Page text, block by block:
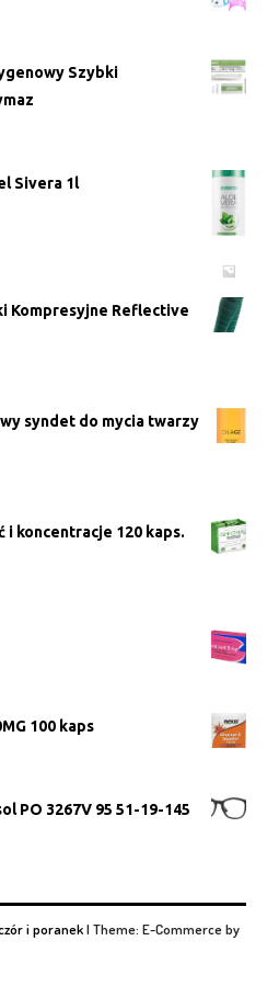
Szybki
Sivera 1l
Kompresyjne Reflective
syndet do mycia twarzy
i koncentracje 120 kaps.
100 kaps
PO 3267V 95 51-19-145
i poranek| Theme: E-Commerce by